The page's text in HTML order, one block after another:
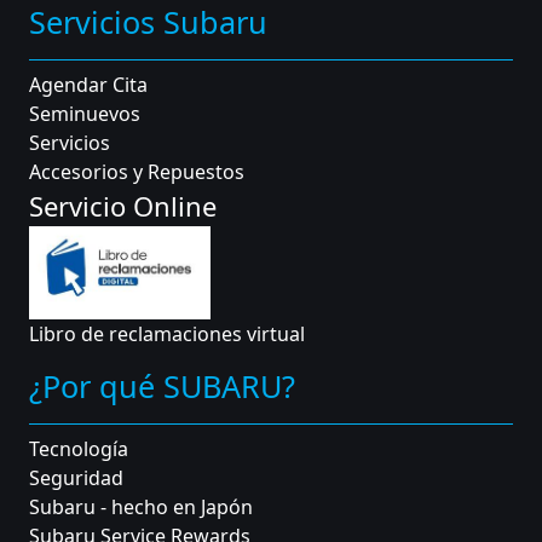
Servicios Subaru
Agendar Cita
Seminuevos
Servicios
Accesorios y Repuestos
Servicio Online
Libro de reclamaciones virtual
¿Por qué SUBARU?
Tecnología
Seguridad
Subaru - hecho en Japón
Subaru Service Rewards